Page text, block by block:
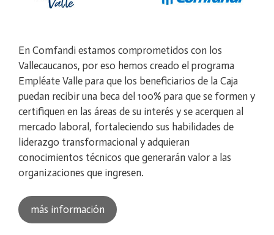
En Comfandi estamos comprometidos con los
Vallecaucanos, por eso hemos creado el programa
Empléate Valle para que los beneficiarios de la Caja
puedan recibir una beca del 100% para que se formen y
certifiquen en las áreas de su interés y se acerquen al
mercado laboral, fortaleciendo sus habilidades de
liderazgo transformacional y adquieran
conocimientos técnicos que generarán valor a las
organizaciones que ingresen.
más información